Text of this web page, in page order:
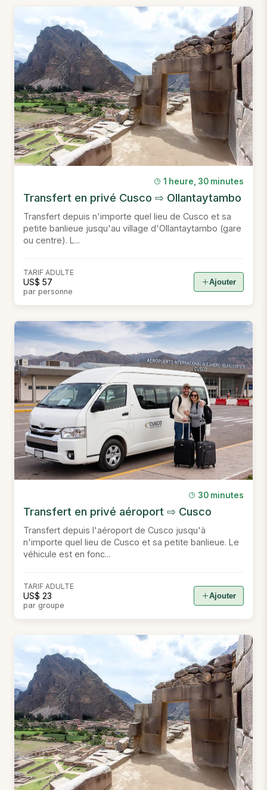
1 heure, 30 minutes
Transfert en privé Cusco ⇨ Ollantaytambo
Transfert depuis n'importe quel lieu de Cusco et sa
petite banlieue jusqu'au village d'Ollantaytambo (gare
ou centre). L...
TARIF ADULTE
US$ 57
par personne
Ajouter
30 minutes
Transfert en privé aéroport ⇨ Cusco
Transfert depuis l'aéroport de Cusco jusqu'à
n'importe quel lieu de Cusco et sa petite banlieue. Le
véhicule est en fonc...
TARIF ADULTE
US$ 23
par groupe
Ajouter